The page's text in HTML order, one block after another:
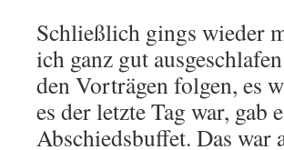
Schließlich gings wieder
ich ganz gut
den Vorträgen folgen, es
es der letzte Tag war,
Abschiedsbuffet. Das war